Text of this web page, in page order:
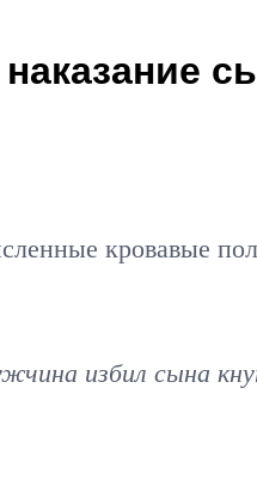
кровавые
избил сына